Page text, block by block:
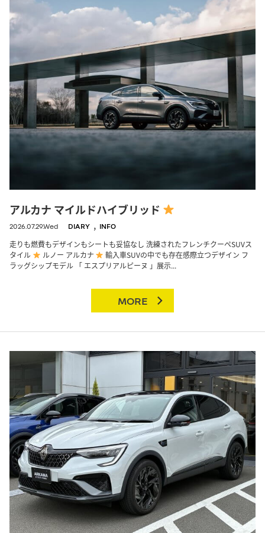
アルカナ マイルドハイブリッド
2026.07.29.Wed DIARY , INFO
走りも燃費もデザインもシートも妥協なし 洗練されたフレンチクーペSUVス
タイル
ルノー アルカナ
輸入車SUVの中でも存在感際立つデザイン フ
ラッグシップモデル 「 エスプリアルピーヌ 」展示...
MORE